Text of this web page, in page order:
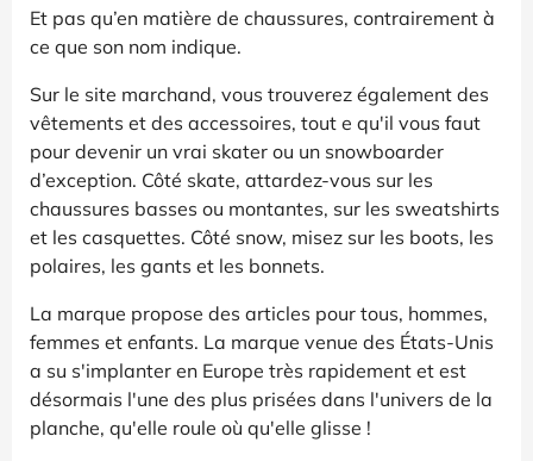
Et pas qu’en matière de chaussures, contrairement à
ce que son nom indique.
Sur le site marchand, vous trouverez également des
vêtements et des accessoires, tout e qu'il vous faut
pour devenir un vrai skater ou un snowboarder
d’exception. Côté skate, attardez-vous sur les
chaussures basses ou montantes, sur les sweatshirts
et les casquettes. Côté snow, misez sur les boots, les
polaires, les gants et les bonnets.
La marque propose des articles pour tous, hommes,
femmes et enfants. La marque venue des États-Unis
a su s'implanter en Europe très rapidement et est
désormais l'une des plus prisées dans l'univers de la
planche, qu'elle roule où qu'elle glisse !